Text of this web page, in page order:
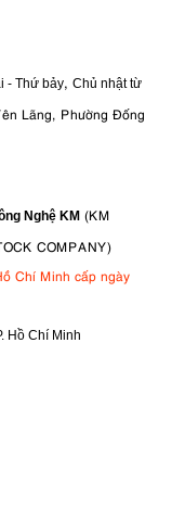
- Thứ bảy, Chủ nhật từ
Lãng, Phường Đống
Nghệ KM (KM
COMPANY)
Chí Minh cấp ngày
Hồ Chí Minh